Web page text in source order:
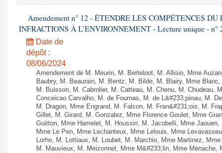
Amendement n° 12 - ÉTENDRE LES COMPÉTENCES
INFRACTIONS À L’ENVIRONNEMENT - Lecture unique - n°
Date de
dépôt :
08/06/2024
Amendement de M. Meurin, M. Berteloot, M. Allisio, Mme
Baubry, M. Beaurain, M. Bentz, M. Bilde, M. Blairy, Mme
M. Buisson, M. Cabrolier, M. Catteau, M. Chenu, M. Chudeau,
Conceicao Carvalho, M. de Fournas, M. de L&#233;pinau, M.
M. Dragon, Mme Engrand, M. Falcon, M. Fran&#231;ois, M.
Gillet, M. Girard, M. Gonzalez, Mme Florence Goulet, Mme
Guitton, Mme Hamelet, M. Houssin, M. Jacobelli, Mme
Mme Le Pen, Mme Lechanteux, Mme Lelouis, Mme
Lorho, M. Lottiaux, M. Loubet, M. Marchio, Mme Martinez,
M. Mauvieux, M. Meizonnet, Mme M&#233;lin, Mme Menache,